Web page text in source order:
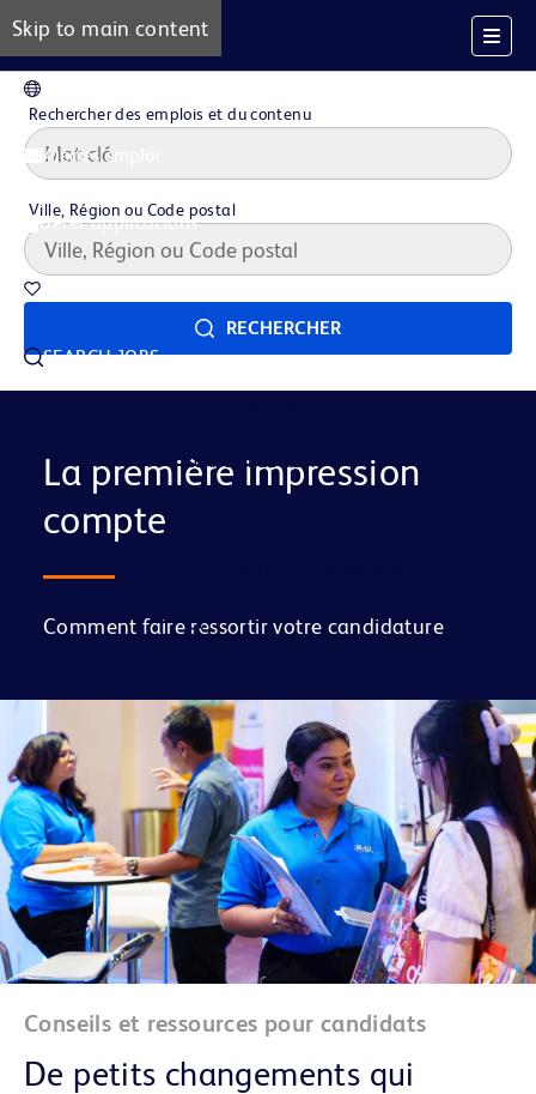
Skip to main content
Alertes emploi
Gérer applications
SEARCH JOBS
La vie Chez BD
Rechercher des emplois et du contenu
Ville, Région ou Code postal
RECHERCHER
La première impression
compte
Comment faire ressortir votre candidature
Conseils et ressources pour candidats
De petits changements qui